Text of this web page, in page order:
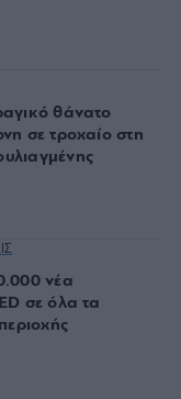
θάνατο
σε τροχαίο στη
νέα
σε όλα τα